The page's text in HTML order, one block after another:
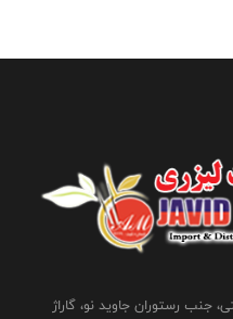
جنب رستوران جاوید نو، گاراژ